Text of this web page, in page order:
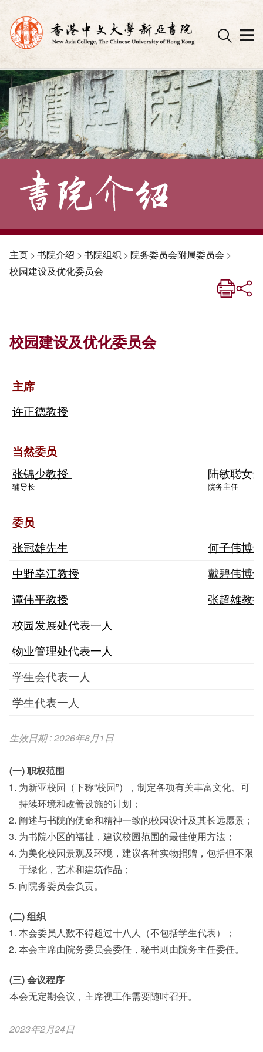
Skip
to
content
主页> 书院介绍 > 书院组织 > 院务委员会附属委员会 >
校园建设及优化委员会
校园建设及优化委员会
主席
许正德教授
当然委员
张锦少教授
辅导长
陆敏聪女士
院务主任
委员
张冠雄先生
何子伟博士
中野幸江教授
戴碧伟博士
谭伟平教授
张超雄教授
校园发展处代表一人
物业管理处代表一人
学生会代表一人
学生代表一人
生效日期 : 2026年8月1日
(一) 职权范围
为新亚校园（下称“校园”），制定各项有关丰富文化、可
持续环境和改善设施的计划；
阐述与书院的使命和精神一致的校园设计及其长远愿景；
为书院小区的福祉，建议校园范围的最佳使用方法；
为美化校园景观及环境，建议各种实物捐赠，包括但不限
于绿化，艺术和建筑作品；
向院务委员会负责。
(二) 组织
本会委员人数不得超过十八人（不包括学生代表）；
本会主席由院务委员会委任，秘书则由院务主任委任。
(三) 会议程序
本会无定期会议，主席视工作需要随时召开。
2023年2月24日